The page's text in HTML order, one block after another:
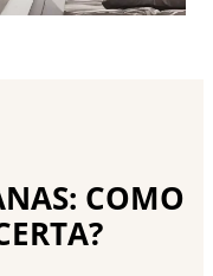
COMO